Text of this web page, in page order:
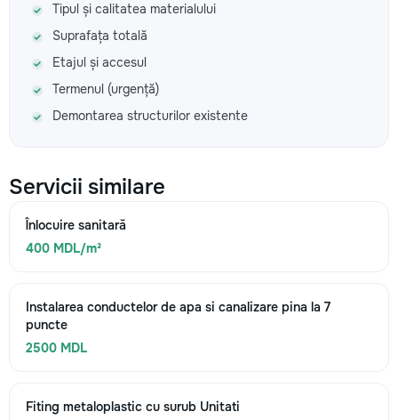
Tipul și calitatea materialului
Suprafața totală
Etajul și accesul
Termenul (urgență)
Demontarea structurilor existente
Servicii similare
Înlocuire sanitară
400 MDL/m²
Instalarea conductelor de apa si canalizare pina la 7
puncte
2500 MDL
Fiting metaloplastic cu surub Unitati